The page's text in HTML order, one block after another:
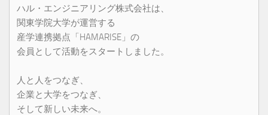
ハル・エンジニアリング株式会社は、
関東学院大学が運営する
産学連携拠点「HAMARISE」の
会員として活動をスタートしました。
人と人をつなぎ、
企業と大学をつなぎ、
そして新しい未来へ。